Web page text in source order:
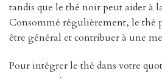
tandis que le thé noir peut aider à
Consommé régulièrement, le thé
être général et contribuer à une
Pour intégrer le thé dans votre